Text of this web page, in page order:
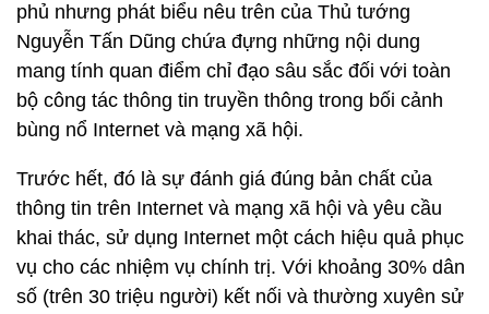
phủ nhưng phát biểu nêu trên của Thủ tướng
Nguyễn Tấn Dũng chứa đựng những nội dung
mang tính quan điểm chỉ đạo sâu sắc đối với toàn
bộ công tác thông tin truyền thông trong bối cảnh
bùng nổ Internet và mạng xã hội.
Trước hết, đó là sự đánh giá đúng bản chất của
thông tin trên Internet và mạng xã hội và yêu cầu
khai thác, sử dụng Internet một cách hiệu quả phục
vụ cho các nhiệm vụ chính trị. Với khoảng 30% dân
số (trên 30 triệu người) kết nối và thường xuyên sử